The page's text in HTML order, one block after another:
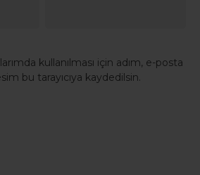
kullanılması için adım, e-posta
bu tarayıcıya kaydedilsin.